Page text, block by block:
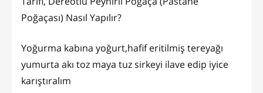
Poğaçası) Nasıl Yapılır?
Yoğurma kabına yoğurt,hafif eritilmiş tereyağı
yumurta akı toz maya tuz sirkeyi ilave edip iyice
karıştıralım